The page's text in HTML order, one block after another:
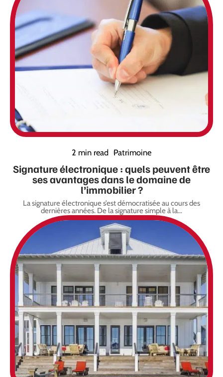
2 min read Patrimoine
Signature électronique : quels peuvent être
ses avantages dans le domaine de
l’immobilier ?
La signature électronique s’est démocratisée au cours des
dernières années. De la signature simple à la…